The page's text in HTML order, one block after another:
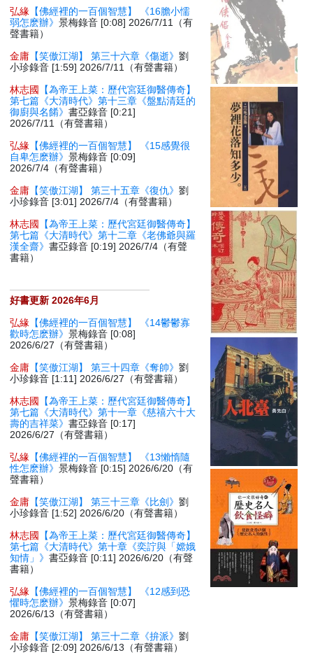
弘緣 【佛經裡的一百個智慧】 《16膽小懦
弱怎麽辦》景梅錄音 [0:08] 2026/7/11（有
聲書籍）
金庸 【笑傲江湖】 第三十六章《傷逝》劉
小珍錄音 [1:59] 2026/7/11（有聲書籍）
林志國
【為帝王上菜：歷代宮廷御醫傳奇】
第七篇《大清時代》第十三章《盤點清廷的
御廚與名餚》書亞錄音 [0:21]
2026/7/11（有聲書籍）
弘緣 【佛經裡的一百個智慧】 《15感覺很
自卑怎麽辦》景梅錄音 [0:09]
2026/7/4（有聲書籍）
金庸 【笑傲江湖】 第三十五章《復仇》劉
小珍錄音 [3:01] 2026/7/4（有聲書籍）
林志國
【為帝王上菜：歷代宮廷御醫傳奇】
第七篇《大清時代》第十二章《老佛爺與羅
漢全齋》書亞錄音 [0:19] 2026/7/4（有聲
書籍）
好書更新 2026年6月
弘緣 【佛經裡的一百個智慧】 《14鬱鬱寡
歡時怎麽辦》景梅錄音 [0:08]
2026/6/27（有聲書籍）
金庸 【笑傲江湖】 第三十四章《奪帥》劉
小珍錄音 [1:11] 2026/6/27（有聲書籍）
林志國
【為帝王上菜：歷代宮廷御醫傳奇】
第七篇《大清時代》第十一章《慈禧六十大
壽的吉祥菜》書亞錄音 [0:17]
2026/6/27（有聲書籍）
弘緣 【佛經裡的一百個智慧】 《13懶惰隨
性怎麽辦》景梅錄音 [0:15] 2026/6/20（有
聲書籍）
金庸 【笑傲江湖】 第三十三章《比劍》劉
小珍錄音 [1:52] 2026/6/20（有聲書籍）
林志國
【為帝王上菜：歷代宮廷御醫傳奇】
第七篇《大清時代》第十章《奕詝與「嫦娥
知情」》書亞錄音 [0:11] 2026/6/20（有聲
書籍）
弘緣 【佛經裡的一百個智慧】 《12感到恐
懼時怎麽辦》景梅錄音 [0:07]
2026/6/13（有聲書籍）
金庸 【笑傲江湖】 第三十二章《拚派》劉
小珍錄音 [2:09] 2026/6/13（有聲書籍）